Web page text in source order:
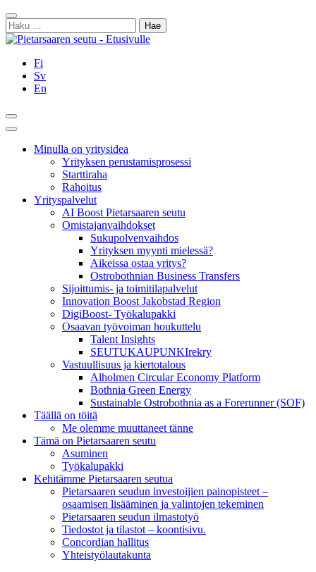
Siirry
sisältöön
Sulje
Haku:
Fi
Sv
En
Hae
Päävalikko
Minulla on yritysidea
Yrityksen perustamisprosessi
Starttiraha
Rahoitus
Yrityspalvelut
AI Boost Pietarsaaren seutu
Omistajanvaihdokset
Sukupolvenvaihdos
Yrityksen myynti mielessä?
Aikeissa ostaa yritys?
Ostrobothnian Business Transfers
Sijoittumis- ja toimitilapalvelut
Innovation Boost Jakobstad Region
DigiBoost- Työkalupakki
Osaavan työvoiman houkuttelu
Talent Insights
SEUTUKAUPUNKIrekry
Vastuullisuus ja kiertotalous
Alholmen Circular Economy Platform
Bothnia Green Energy
Sustainable Ostrobothnia as a Forerunner (SOF)
Täällä on töitä
Me olemme muuttaneet tänne
Tämä on Pietarsaaren seutu
Asuminen
Työkalupakki
Kehitämme Pietarsaaren seutua
Pietarsaaren seudun investoijien painopisteet –
osaamisen lisääminen ja valintojen tekeminen
Pietarsaaren seudun ilmastotyö
Tiedostot ja tilastot – koontisivu.
Concordian hallitus
Yhteistyölautakunta